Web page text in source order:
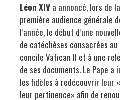
Léon XIV a annoncé, lors de la
première audience générale
l’année, le début d’une
de catéchèses consacrées au
concile Vatican II et à une
de ses documents. Le Pape a
les fidèles à redécouvrir leur
leur pertinence» afin de